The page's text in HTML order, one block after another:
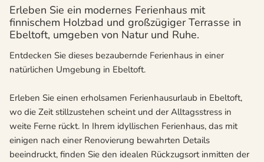
Erleben Sie ein modernes Ferienhaus mit
finnischem Holzbad und großzügiger Terrasse in
Ebeltoft, umgeben von Natur und Ruhe.
Entdecken Sie dieses bezaubernde Ferienhaus in einer
natürlichen Umgebung in Ebeltoft.
Erleben Sie einen erholsamen Ferienhausurlaub in Ebeltoft,
wo die Zeit stillzustehen scheint und der Alltagsstress in
weite Ferne rückt. In Ihrem idyllischen Ferienhaus, das mit
einigen nach einer Renovierung bewahrten Details
beeindruckt, finden Sie den idealen Rückzugsort inmitten der